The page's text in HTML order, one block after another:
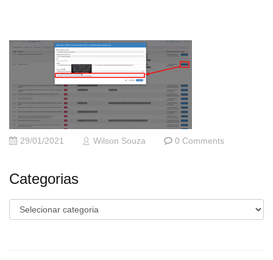
29/01/2021 Wilson Souza 0 Comments
Categorias
Categorias